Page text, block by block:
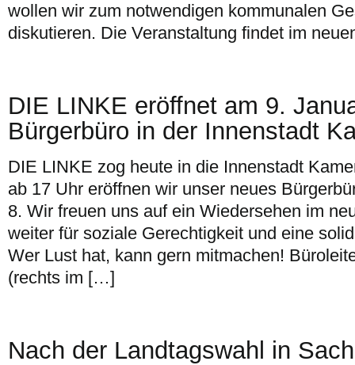
wollen wir zum notwendigen kommunalen
diskutieren. Die Veranstaltung findet im
DIE LINKE eröffnet am 9.
Bürgerbüro in der Innenstadt
DIE LINKE zog heute in die Innenstadt
ab 17 Uhr eröffnen wir unser neues
8. Wir freuen uns auf ein Wiedersehen im
weiter für soziale Gerechtigkeit und eine
Wer Lust hat, kann gern mitmachen!
(rechts im […]
Nach der Landtagswahl in